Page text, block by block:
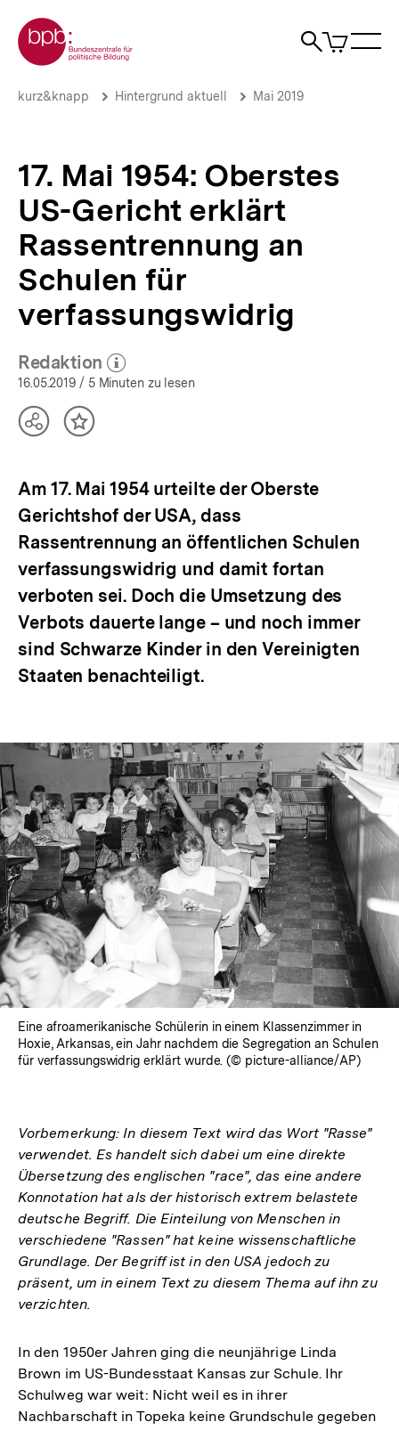
zum
Seiteninhalt
springen
Zur Startseite der bpb
Suche
Artikel
im
US-
Gericht
erklärt
Rassentrennung
Schulen
für
verfassungswidrig
Hintergrund
bpb.de
Brotkrümelnavigation
Pfadnavigation
kurz&knapp Hintergrund aktuell Mai 2019
17. Mai 1954: Oberstes
US-Gericht erklärt
Rassentrennung an
Schulen für
verfassungswidrig
Redaktion
(Mehr zum Autor)
öffnen
16.05.2019 / 5 Minuten zu lesen
TeilenInhalt
Am 17. Mai 1954 urteilte der Oberste
Gerichtshof der USA, dass
Rassentrennung an öffentlichen Schulen
verfassungswidrig und damit fortan
verboten sei. Doch die Umsetzung des
Verbots dauerte lange – und noch immer
sind Schwarze Kinder in den Vereinigten
Staaten benachteiligt.
Eine afroamerikanische Schülerin in einem Klassenzimmer in
Hoxie, Arkansas, ein Jahr nachdem die Segregation an Schulen
für verfassungswidrig erklärt wurde. (© picture-alliance/AP)
Vorbemerkung: In diesem Text wird das Wort "Rasse"
verwendet. Es handelt sich dabei um eine direkte
Übersetzung des englischen "race", das eine andere
Konnotation hat als der historisch extrem belastete
deutsche Begriff. Die Einteilung von Menschen in
verschiedene "Rassen" hat keine wissenschaftliche
Grundlage. Der Begriff ist in den USA jedoch zu
präsent, um in einem Text zu diesem Thema auf ihn zu
verzichten.
In den 1950er Jahren ging die neunjährige Linda
Brown im US-Bundesstaat Kansas zur Schule. Ihr
Schulweg war weit: Nicht weil es in ihrer
Nachbarschaft in Topeka keine Grundschule gegeben